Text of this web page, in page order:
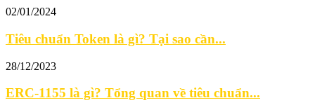
02/01/2024
Tiêu chuẩn Token là gì? Tại sao cần...
28/12/2023
ERC-1155 là gì? Tổng quan về tiêu chuẩn...